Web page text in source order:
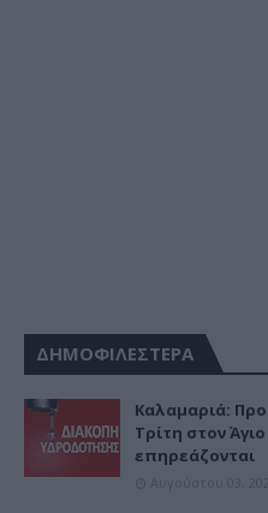
ΔΗΜΟΦΙΛΕΣΤΕΡΑ
Καλαμαριά:
Τρίτη στον
επηρεάζονται